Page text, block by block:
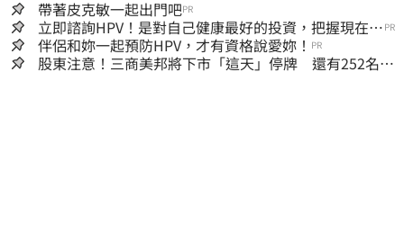
帶著皮克敏一起出門吧PR
立即諮詢HPV！是對自己健康最好的投資，把握現在不
嫌晚！
PR
伴侶和妳一起預防HPV，才有資格說愛妳！ PR
股東注意！三商美邦將下市「這天」停牌 還有252名千